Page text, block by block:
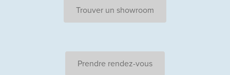
Trouver un showroom
Prendre rendez-vous